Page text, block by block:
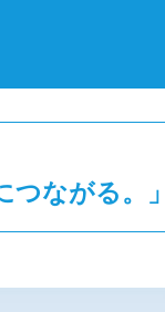
ながる。」